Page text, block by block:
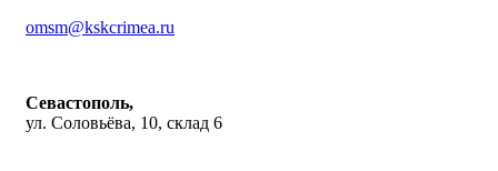
omsm@kskcrimea.ru
Севастополь,
ул. Соловьёва, 10, склад 6